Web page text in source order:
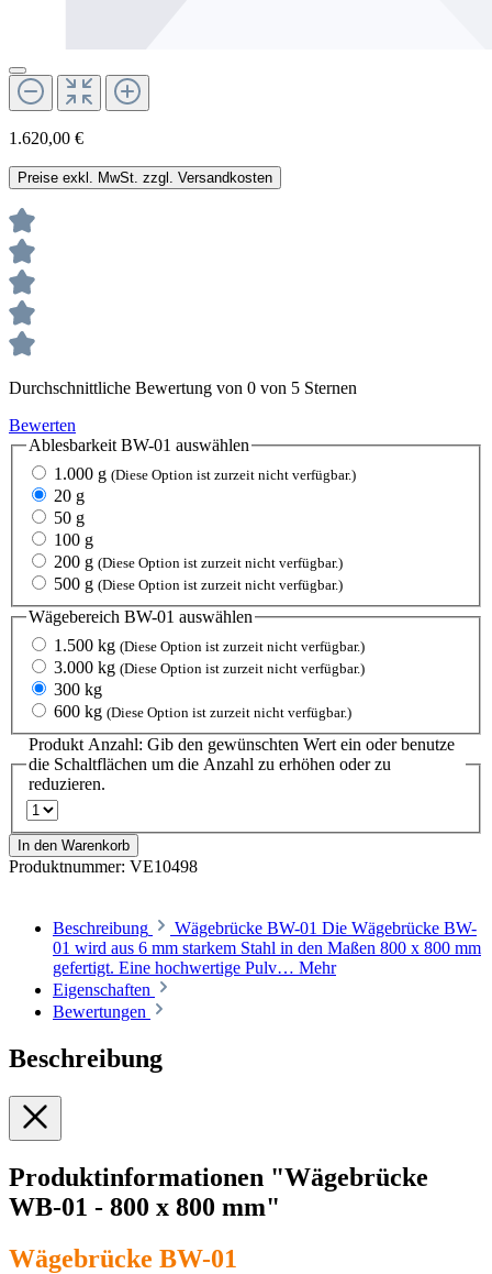
1.620,00 €
Preise exkl. MwSt. zzgl. Versandkosten
Durchschnittliche Bewertung von 0 von 5 Sternen
Bewerten
Ablesbarkeit BW-01 auswählen
1.000 g (Diese Option ist zurzeit nicht verfügbar.)
20 g
50 g
100 g
200 g (Diese Option ist zurzeit nicht verfügbar.)
500 g (Diese Option ist zurzeit nicht verfügbar.)
Wägebereich BW-01 auswählen
1.500 kg (Diese Option ist zurzeit nicht verfügbar.)
3.000 kg (Diese Option ist zurzeit nicht verfügbar.)
300 kg
600 kg (Diese Option ist zurzeit nicht verfügbar.)
Produkt Anzahl: Gib den gewünschten Wert ein oder benutze
die Schaltflächen um die Anzahl zu erhöhen oder zu
reduzieren.
In den Warenkorb
Produktnummer: VE10498
Beschreibung
Wägebrücke BW-01 Die Wägebrücke BW-
01 wird aus 6 mm starkem Stahl in den Maßen 800 x 800 mm
gefertigt. Eine hochwertige Pulv… Mehr
Eigenschaften
Bewertungen
Beschreibung
Produktinformationen "Wägebrücke
WB-01 - 800 x 800 mm"
Wägebrücke BW-01